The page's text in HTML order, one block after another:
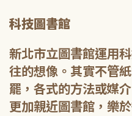
科技圖書館
新北市立圖書館運用
往的想像。其實不管
罷，各式的方法或媒
更加親近圖書館，樂